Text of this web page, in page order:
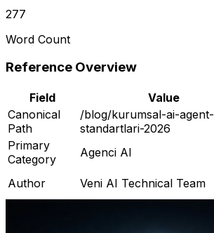
277
Word Count
Reference Overview
Field Value
Canonical
Path
/blog/kurumsal-ai-agent-
standartlari-2026
Primary
Category
Agenci AI
Author
Veni AI Technical Team